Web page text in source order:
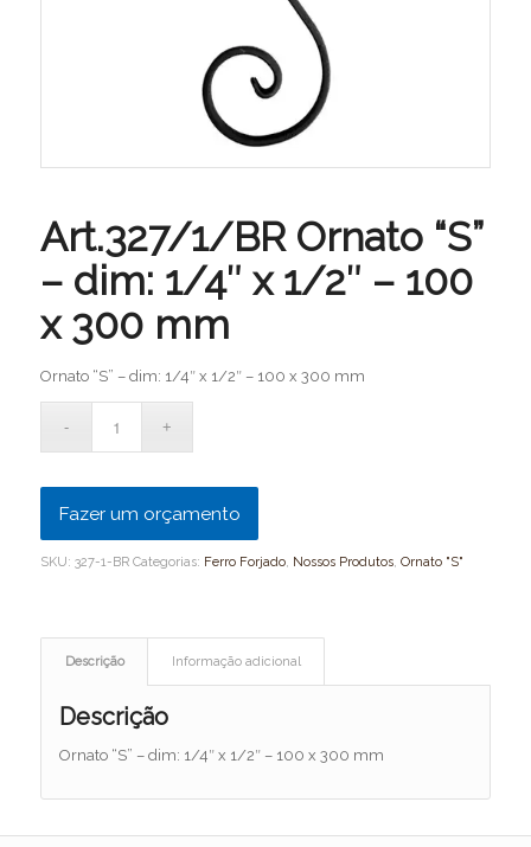
Art.327/1/BR Ornato “S”
– dim: 1/4″ x 1/2″ – 100
x 300 mm
Ornato “S” – dim: 1/4″ x 1/2″ – 100 x 300 mm
Fazer um orçamento
SKU: 327-1-BR Categorias: Ferro Forjado, Nossos Produtos, Ornato "S"
Descrição Informação adicional
Descrição
Ornato “S” – dim: 1/4″ x 1/2″ – 100 x 300 mm